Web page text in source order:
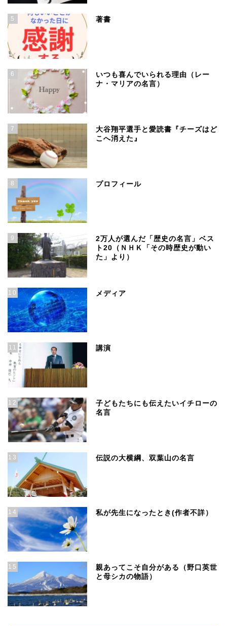
5 著書
6
いつも喜んでいられる理由（レー
ナ・マリアの名言）
7
大谷翔平選手と愛読書『チーズはど
こへ消えた』
8 プロフィール
9
2万人が選んだ「歴史の名言」ベス
ト20（ＮＨＫ「その時歴史が動い
た」より）
10 メディア
11 講演
12
子どもたちにも伝えたいイチローの
名言
13 伝説の大横綱、双葉山の名言
14 私が先生になったとき(作者不詳）
15
親あってこそ自分がある（野口英世
と母シカの物語）